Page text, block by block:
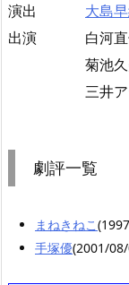
演出
大島
出演
白河
菊池
三井
劇評一覧
まねきねこ
手塚優(2001/